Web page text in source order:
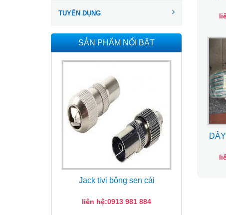
TUYỂN DỤNG
SẢN PHẨM NỔI BẬT
Jack tivi bông sen cái
liên hệ:0913 981 884